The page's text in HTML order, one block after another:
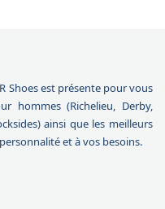
Shoes est présente pour vous
hommes (Richelieu, Derby,
ainsi que les meilleurs
et à vos besoins.